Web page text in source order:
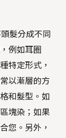
髮分成不同
例如耳圈
特定形式，
以漸層的方
和髮型。如
塊染；如果
您。另外，